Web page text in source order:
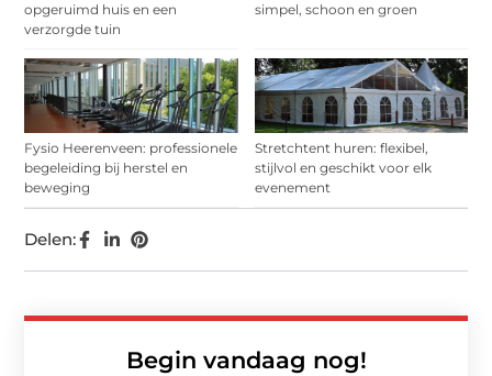
opgeruimd huis en een
verzorgde tuin
simpel, schoon en groen
Fysio Heerenveen: professionele
begeleiding bij herstel en
beweging
Stretchtent huren: flexibel,
stijlvol en geschikt voor elk
evenement
Begin vandaag nog!
Delen: